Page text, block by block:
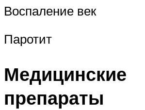
Воспаление век
Паротит
Медицинские
препараты